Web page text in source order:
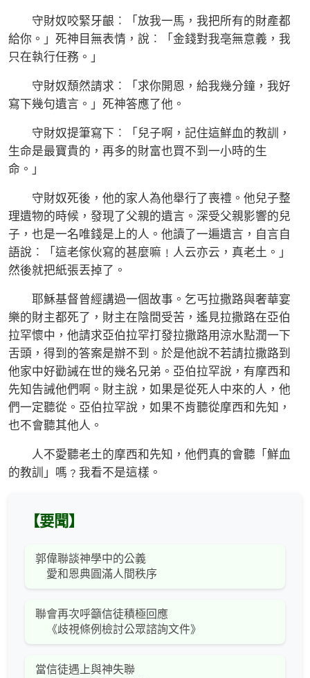
守財奴咬緊牙齦︰「放我一馬，我把所有的財產都
給你。」死神目無表情，說︰「金錢對我亳無意義，我
只在執行任務。」
守財奴頹然請求︰「求你開恩，給我幾分鐘，我好
寫下幾句遺言。」死神答應了他。
守財奴提筆寫下︰「兒子啊，記住這鮮血的教訓，
生命是最寶貴的，再多的財富也買不到一小時的生
命。」
守財奴死後，他的家人為他舉行了喪禮。他兒子整
理遺物的時候，發現了父親的遺言。深受父親影響的兒
子，也是一名唯錢是上的人。他讀了一遍遺言，自言自
語說︰「這老傢伙寫的甚麼嘛﹗人云亦云，真老土。」
然後就把紙張丟掉了。
耶穌基督曾經講過一個故事。乞丐拉撒路與奢華宴
樂的財主都死了，財主在陰間受苦，遙見拉撒路在亞伯
拉罕懷中，他請求亞伯拉罕打發拉撒路用涼水點潤一下
舌頭，得到的答案是辦不到。於是他說不若請拉撒路到
他家中好勸誡在世的幾名兄弟。亞伯拉罕說，有摩西和
先知告誡他們啊。財主說，如果是從死人中來的人，他
們一定聽從。亞伯拉罕說，如果不肯聽從摩西和先知，
也不會聽其他人。
人不愛聽老土的摩西和先知，他們真的會聽「鮮血
的教訓」嗎﹖我看不是這樣。
【要聞】
郭偉聯談神學中的公義
愛和恩典圓滿人間秩序
聯會再次呼籲信徒積極回應
《歧視條例檢討公眾諮詢文件》
當信徒遇上與神失聯